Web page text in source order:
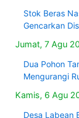
Stok Beras
Gencarkan
Jumat, 7 Agu
Dua Pohon
Mengurangi
Kamis, 6 Agu
Desa Labean